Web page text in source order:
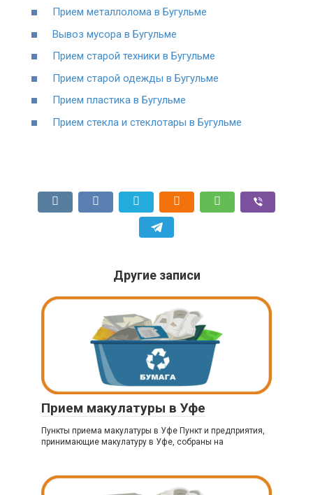
Прием металлолома в Бугульме
Вывоз мусора в Бугульме
Прием старой техники в Бугульме
Прием старой одежды в Бугульме
Прием пластика в Бугульме
Прием стекла и стеклотары в Бугульме
Другие записи
Прием макулатуры в Уфе
Пункты приема макулатуры в Уфе Пункт и предприятия,
принимающие макулатуру в Уфе, собраны на